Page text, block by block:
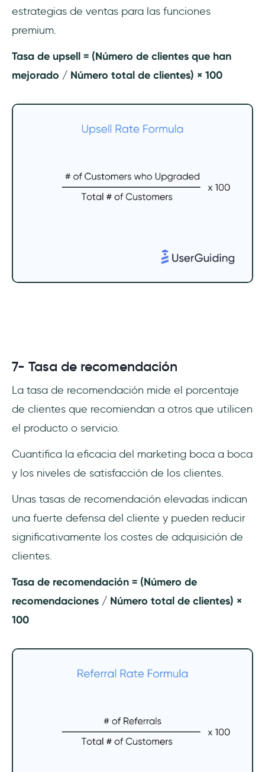
estrategias de ventas para las funciones
premium.
Tasa de upsell = (Número de clientes que han
mejorado / Número total de clientes) × 100
7- Tasa de recomendación
La tasa de recomendación mide el porcentaje
de clientes que recomiendan a otros que utilicen
el producto o servicio.
Cuantifica la eficacia del marketing boca a boca
y los niveles de satisfacción de los clientes.
Unas tasas de recomendación elevadas indican
una fuerte defensa del cliente y pueden reducir
significativamente los costes de adquisición de
clientes.
Tasa de recomendación = (Número de
recomendaciones / Número total de clientes) ×
100